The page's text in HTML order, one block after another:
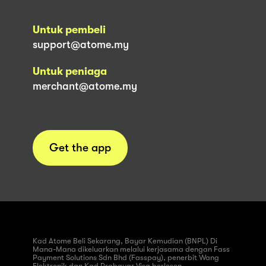
Untuk pembeli
support@atome.my
Untuk peniaga
merchant@atome.my
Get the app
Kad Atome Beli Sekarang, Bayar Kemudian (BNPL) Di
Mana-Mana dikeluarkan melalui kerjasama dengan Fass
Payment Solutions Sdn Bhd (Fasspay), penerbit Wang